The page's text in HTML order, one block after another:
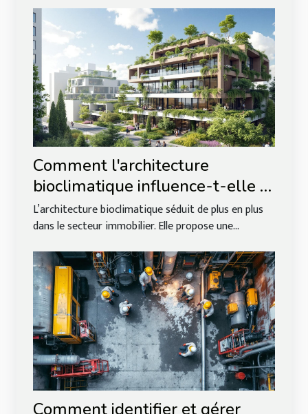
Comment l'architecture
bioclimatique influence-t-elle le
marché immobilier ?
L’architecture bioclimatique séduit de plus en plus
dans le secteur immobilier. Elle propose une...
Comment identifier et gérer